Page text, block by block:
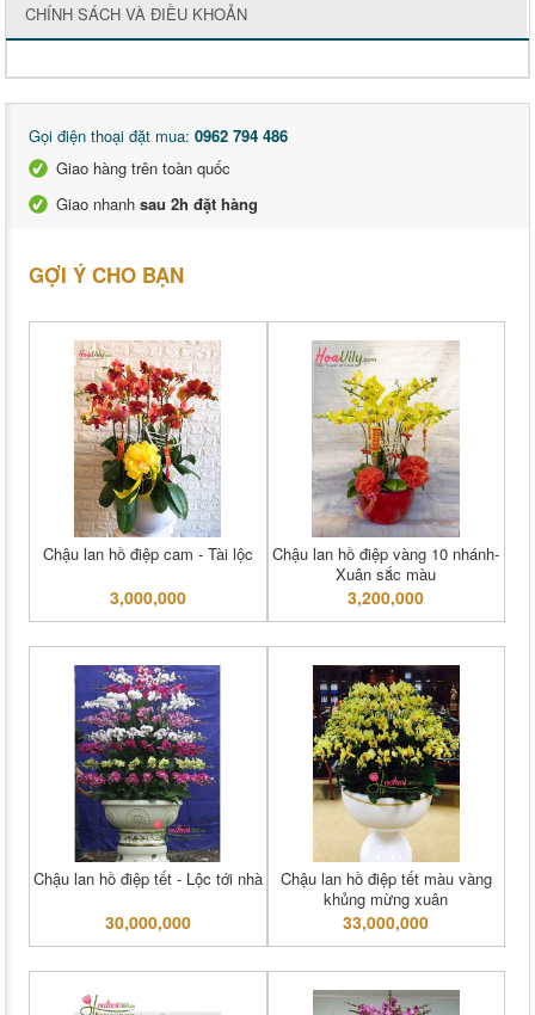
CHÍNH SÁCH VÀ ĐIỀU KHOẢN
Gọi điện thoại đặt mua: 0962 794 486
Giao hàng trên toàn quốc
Giao nhanh sau 2h đặt hàng
GỢI Ý CHO BẠN
Chậu lan hồ điệp cam - Tài lộc
3,000,000
Chậu lan hồ điệp vàng 10 nhánh-
Xuân sắc màu
3,200,000
Chậu lan hồ điệp tết - Lộc tới nhà
30,000,000
Chậu lan hồ điệp tết màu vàng
khủng mừng xuân
33,000,000